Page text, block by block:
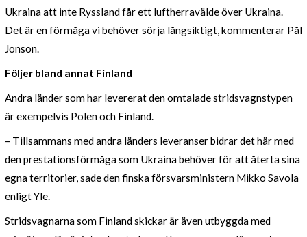
Ukraina att inte Ryssland får ett luftherravälde över Ukraina.
Det är en förmåga vi behöver sörja långsiktigt, kommenterar Pål
Jonson.
Följer bland annat Finland
Andra länder som har levererat den omtalade stridsvagnstypen
är exempelvis Polen och Finland.
– Tillsammans med andra länders leveranser bidrar det här med
den prestationsförmåga som Ukraina behöver för att återta sina
egna territorier, sade den finska försvarsministern Mikko Savola
enligt Yle.
Stridsvagnarna som Finland skickar är även utbyggda med